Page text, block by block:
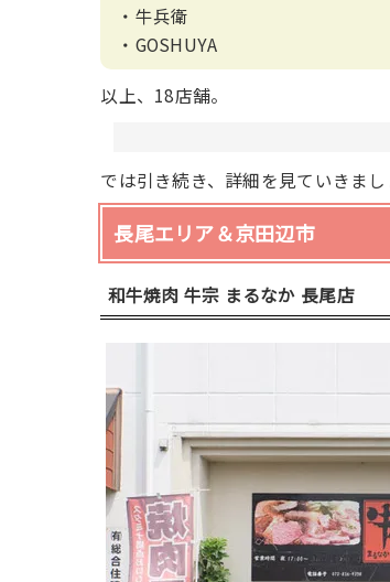
・牛兵衛
・GOSHUYA
以上、18店舗。
では引き続き、詳細を見ていきまし
長尾エリア＆京田辺市
和牛焼肉 牛宗 まるなか 長尾店